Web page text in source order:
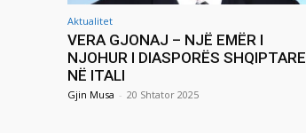
Aktualitet
VERA GJONAJ – NJË EMËR I
NJOHUR I DIASPORËS SHQIPTARE
NË ITALI
Gjin Musa - 20 Shtator 2025